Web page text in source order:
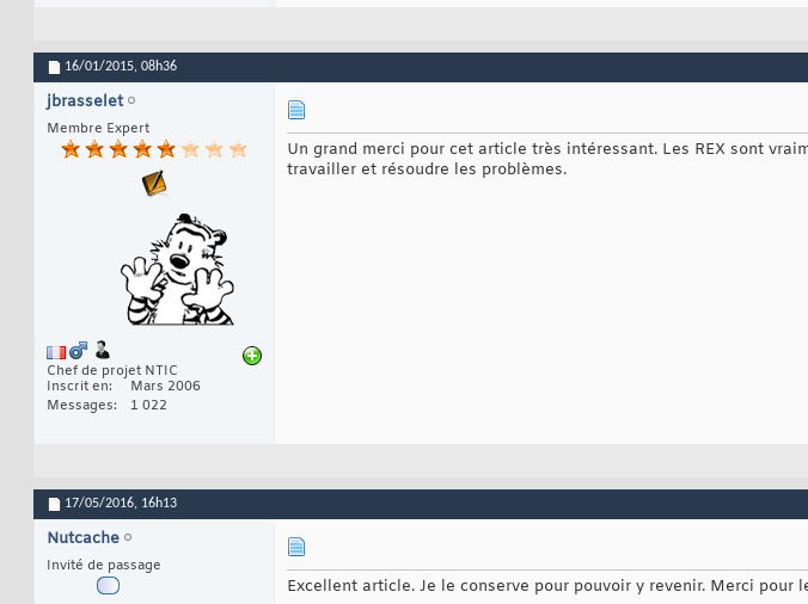
16/01/2015, 08h36
jbrasselet
Membre Expert
Chef de projet NTIC
Inscrit en
Mars 2006
Messages
1 022
Un grand merci pour cet article très intéressant. Les REX sont
travailler et résoudre les problèmes.
17/05/2016, 16h13
Nutcache
Invité de passage
Excellent article. Je le conserve pour pouvoir y revenir. Merci pour